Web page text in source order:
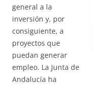
general a la
inversión y, por
consiguiente, a
proyectos que
puedan generar
empleo. La Junta de
Andalucía ha